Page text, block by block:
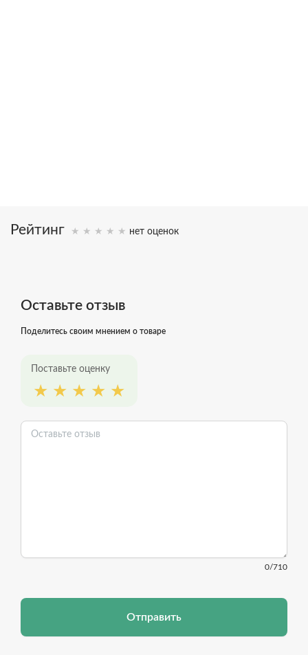
Рейтинг нет оценок
Оставьте отзыв
Поделитесь своим мнением о товаре
Поставьте оценку
0/710
Отправить